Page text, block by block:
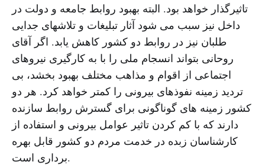
تاثیرگذار خواهد بود. البته بهبود روابط جامعه و دولت در
داخل نیز سبب می شود آثار تبلیغات و تلاشهای جدایی
طلبان نیز در روابط دو کشور کاهش یابد. اگر آقای
روحانی بتواند انسجام ملی را با به کارگیری نیروهای
اجتماعی از اقوام و مذاهب مختلف بهبود بخشد، بی
تردید زمینه نفوذهای بیرونی را کمتر خواهد کرد. هر دو
کشور زمینه های گوناگونی برای گسترش روابط سازنده
دارند که با کم کردن تاثیر عوامل بیرونی و استفاده از
کارشناسان زبده در خدمت مردم دو کشور قابل بهره
برداری است.